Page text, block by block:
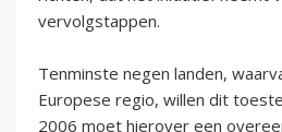
vervolgstappen.
Tenminste negen landen,
Europese regio, willen dit
2006 moet hierover een